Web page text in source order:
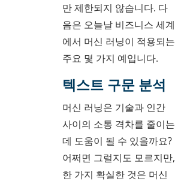
만 제한되지 않습니다. 다
음은 오늘날 비즈니스 세계
에서 머신 러닝이 적용되는
주요 몇 가지 예입니다.
텍스트 구문 분석
머신 러닝은 기술과 인간
사이의 소통 격차를 줄이는
데 도움이 될 수 있을까요?
어쩌면 그럴지도 모르지만,
한 가지 확실한 것은 머신